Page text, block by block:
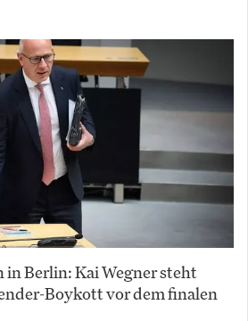
Berlin: Kai Wegner steht
Boykott vor dem finalen